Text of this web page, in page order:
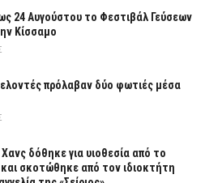
24 Αυγούστου το Φεστιβάλ Γεύσεων
Κίσσαμο
πρόλαβαν δύο φωτιές μέσα
δόθηκε για υιοθεσία από το
και σκοτώθηκε από τον ιδιοκτήτη